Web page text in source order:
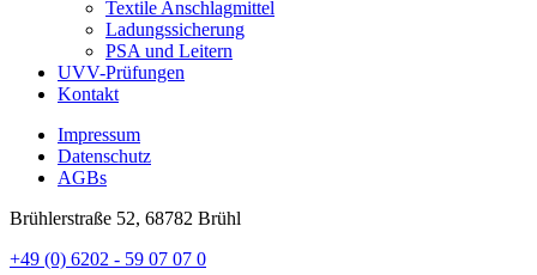
Textile Anschlagmittel
Ladungssicherung
PSA und Leitern
UVV-Prüfungen
Kontakt
Impressum
Datenschutz
AGBs
Brühlerstraße 52, 68782 Brühl
+49 (0) 6202 - 59 07 07 0